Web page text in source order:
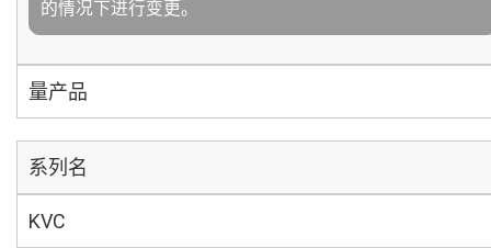
的情况下进行变更。
量产品
系列名
KVC